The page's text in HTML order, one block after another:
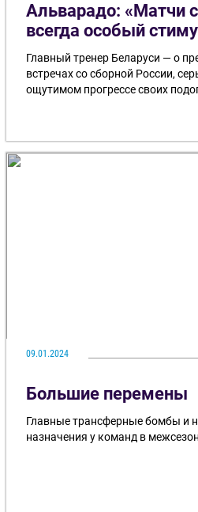
Альварадо: «Матчи
всегда особый
Главный тренер Беларуси — о
встречах со сборной России,
ощутимом прогрессе своих
09.01.2024
Большие перемены
Главные трансферные бомбы и
назначения у команд в